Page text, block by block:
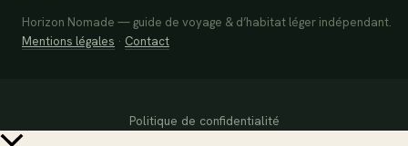
Horizon Nomade — guide de voyage & d’habitat léger indépendant.
Mentions légales · Contact
Politique de confidentialité